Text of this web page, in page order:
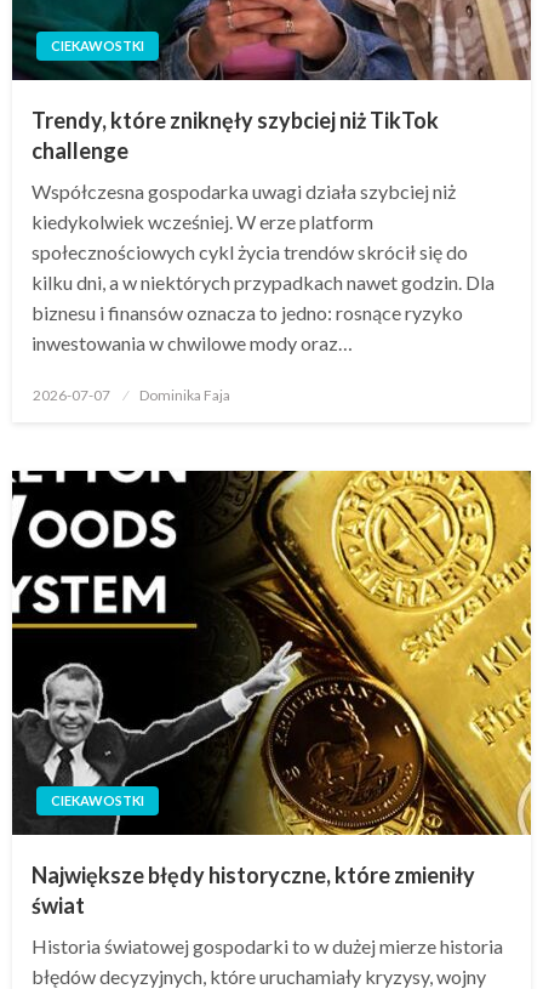
CIEKAWOSTKI
Trendy, które zniknęły szybciej niż TikTok
challenge
Współczesna gospodarka uwagi działa szybciej niż
kiedykolwiek wcześniej. W erze platform
społecznościowych cykl życia trendów skrócił się do
kilku dni, a w niektórych przypadkach nawet godzin. Dla
biznesu i finansów oznacza to jedno: rosnące ryzyko
inwestowania w chwilowe mody oraz…
Opublikowane
2026-07-07 Dominika Faja
CIEKAWOSTKI
Największe błędy historyczne, które zmieniły
świat
Historia światowej gospodarki to w dużej mierze historia
błędów decyzyjnych, które uruchamiały kryzysy, wojny